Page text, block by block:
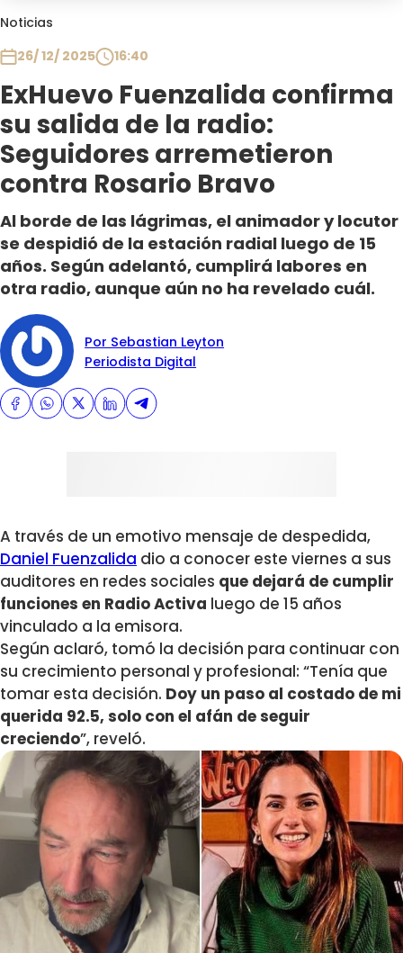
Noticias
26/ 12/ 2025
16:40
ExHuevo Fuenzalida confirma
su salida de la radio:
Seguidores arremetieron
contra Rosario Bravo
Al borde de las lágrimas, el animador y locutor
se despidió de la estación radial luego de 15
años. Según adelantó, cumplirá labores en
otra radio, aunque aún no ha revelado cuál.
Por Sebastian Leyton
Periodista Digital
A través de un emotivo mensaje de despedida,
Daniel Fuenzalida dio a conocer este viernes a sus
auditores en redes sociales que dejará de cumplir
funciones en Radio Activa luego de 15 años
vinculado a la emisora.
Según aclaró, tomó la decisión para continuar con
su crecimiento personal y profesional: “Tenía que
tomar esta decisión. Doy un paso al costado de mi
querida 92.5, solo con el afán de seguir
creciendo”, reveló.
Plan Perfecto
El Tiempo
Sabingo
Todos Los Programas